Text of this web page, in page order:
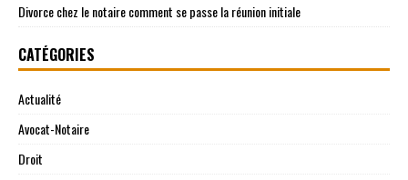
Divorce chez le notaire comment se passe la réunion initiale
CATÉGORIES
Actualité
Avocat-Notaire
Droit